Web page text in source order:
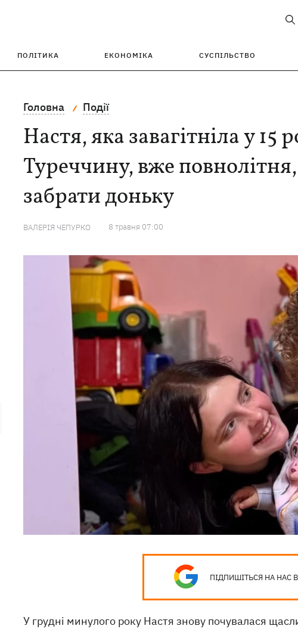
ПОЛІТИКА ЕКОНОМІКА СУСПІЛЬСТВО
Головна Події
Настя, яка завагітніла у 15
Туреччину, вже повнолітня,
забрати доньку
ВАЛЕРІЯ ЧЕПУРКО 8 травня 07:00
ПІДПИШІТЬСЯ НА НАС В
У грудні минулого року Настя знову почувалася